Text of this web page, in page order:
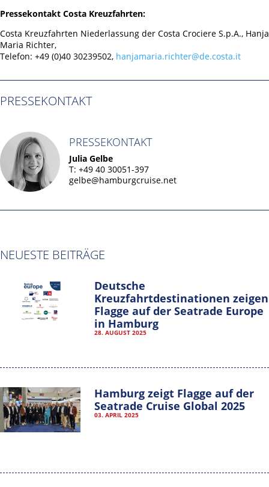
Pressekontakt Costa Kreuzfahrten:
Costa Kreuzfahrten Niederlassung der Costa Crociere S.p.A., Hanja
Maria Richter,
Telefon: +49 (0)40 30239502, hanjamaria.richter@de.costa.it
PRESSEKONTAKT
PRESSEKONTAKT
Julia Gelbe
T: +49 40 30051-397
gelbe@hamburgcruise.net
NEUESTE BEITRÄGE
Deutsche
Kreuzfahrtdestinationen zeigen
Flagge auf der Seatrade Europe
in Hamburg
28. AUGUST 2025
Hamburg zeigt Flagge auf der
Seatrade Cruise Global 2025
03. APRIL 2025
Wexstrasse 7
20355 Hamburg
IMPRESSUM